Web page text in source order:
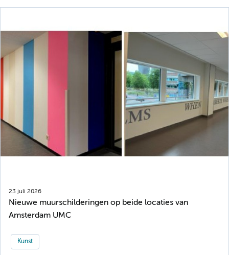
23 juli 2026
Nieuwe muurschilderingen op beide locaties van
Amsterdam UMC
Kunst